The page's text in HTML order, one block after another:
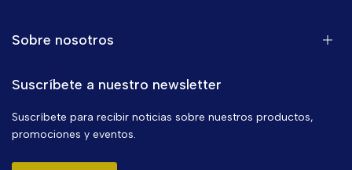
Sobre nosotros
Suscríbete a nuestro newsletter
Suscríbete para recibir noticias sobre nuestros productos,
promociones y eventos.